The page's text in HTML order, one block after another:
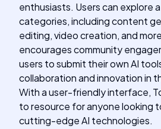
enthusiasts. Users can explore
categories, including content
editing, video creation, and
encourages community
users to submit their own AI
collaboration and innovation in
With a user-friendly interface,
to resource for anyone looking
cutting-edge AI technologies.